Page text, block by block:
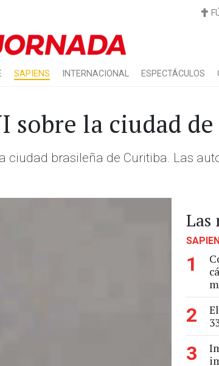
SAPIENS INTERNACIONAL ESPECTÁCULOS
sobre la ciudad
brasileña de Curitiba. Las
Las
1
2
3